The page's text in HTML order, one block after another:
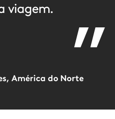
viagem.
América do Norte